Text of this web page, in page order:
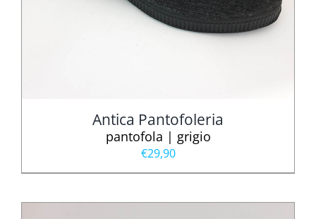
Antica Pantofoleria
pantofola | grigio
€29,90